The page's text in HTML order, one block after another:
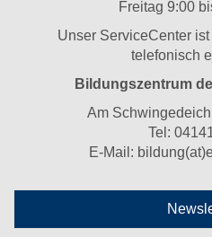
Freitag 9:00
Unser ServiceCenter
telefonisch
Bildungszentrum
Am
Tel:
E-Mail: